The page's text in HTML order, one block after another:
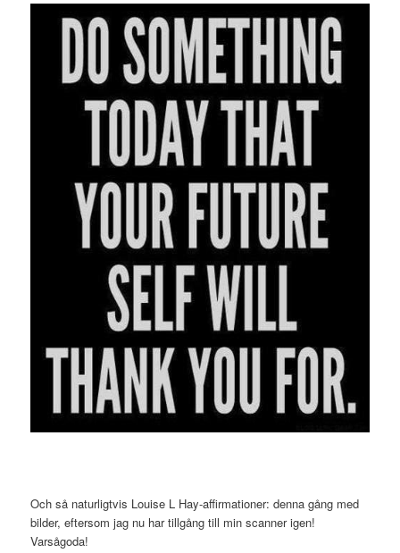
Och så naturligtvis Louise L Hay-affirmationer: denna gång med
bilder, eftersom jag nu har tillgång till min scanner igen!
Varsågoda!